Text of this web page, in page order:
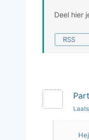
Deel hier
RSS